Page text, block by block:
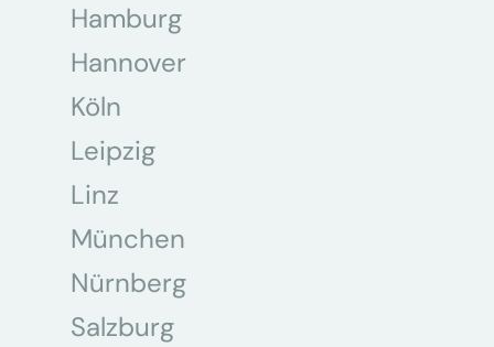
Hamburg
Hannover
Köln
Leipzig
Linz
München
Nürnberg
Salzburg